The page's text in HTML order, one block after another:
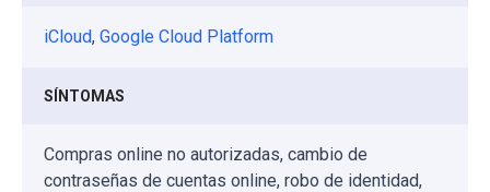
iCloud, Google Cloud Platform
SÍNTOMAS
Compras online no autorizadas, cambio de
contraseñas de cuentas online, robo de identidad,